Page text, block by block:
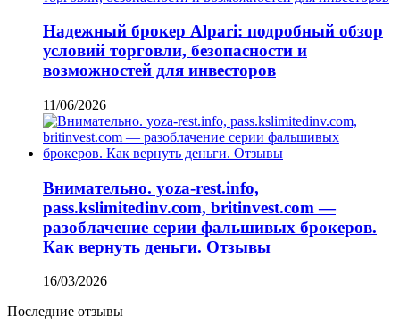
Надежный брокер Alpari: подробный обзор
условий торговли, безопасности и
возможностей для инвесторов
11/06/2026
Внимательно. yoza-rest.info,
pass.kslimitedinv.com, britinvest.com —
разоблачение серии фальшивых брокеров.
Как вернуть деньги. Отзывы
16/03/2026
Последние отзывы